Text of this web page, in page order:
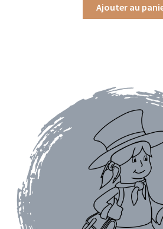
Crayons d’assaisonnement à
Vinaigres
Épices
Baies
Conditionnements épices
Boîtes à épices
Ajouter au